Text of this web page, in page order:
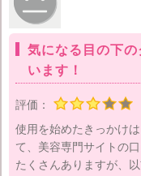
気になる目の下
います！
評価：
使用を始めたきっかけ
て、美容専門サイトの
たくさんありますが、